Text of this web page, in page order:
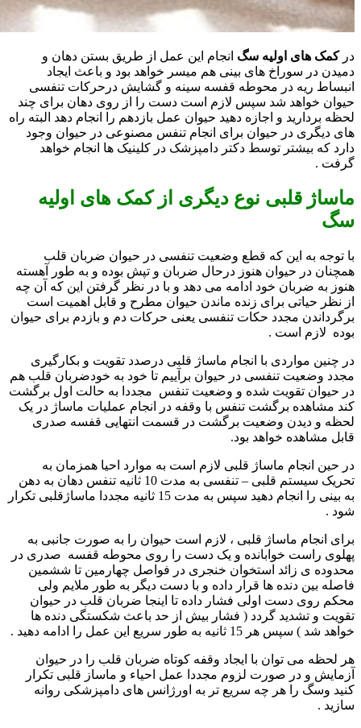
درکمک های اولیه سگ انجام این عمل از طریق بستن دهان و
دمیدن در سوراخ های بینی هم میسر خواهد بود و باعث ایجاد
انبساط ریه در محوطه قفسه سینه و گشایش درحرکات تنفسی
حیوان خواهد شد سپس لازم است دست را از روی دهان برای چند
لحظه بردارید و اجازه دهید حیوان عمل بازدهم را انجام دهد البته راه
های دیگری در حیوان برای انجام تنفس مصنوعی در حیوان وجود
دارد که بیشتر توسط دکتر دامپزشک در کلینیک ها انجام خواهد
گرفت .
ماساژ قلبی نوع دیگری از کمک های اولیه
سگ
با توجه به این که قطع وضعیت تنفسی در حیوان ضربان قلب
همچنان در حیوان هنوز درحال ضربان و تپش بوده و به طور آهسته
هنوز به ضربان خود ادامه می دهد و با در نظر گرفتن این که آن چه
از نظر حیاتی برای زنده ماندن حیوان مطرح و قابل اهمیت است
برگرداندن مجدد حکات تنفسی یعنی حرکات دم و بازدم برای حیوان
بوده لازم است .
در چنین مواردی با انجام ماساژ قلبی درصدد تقویت و بکارگیری
مجدد وضعیت تنفسی در حیوان برآییم تا خود به خودضربان قلب هم
در حیوان تقویت شده و وضعیت تنفس مجددا به حالت اول برگشت
کند مشاهده برگشت تنفس با وقفه در انجام عملیات ماساژ در یک
لحظه و دیدن وضعیت برگشت در قسمت انتهایی قفسه صدری
قابل مشاهده خواهد بود.
در حین انجام ماساژ قلبی لازم است به موارد احیا همزمان به
تحریک سیستم قلبی – تنفسی به مدت 10 ثانیه تنفس دهان به دهن
به بینی را انجام دهید سپس به مدت 15 ثانیه مجددا ماساژقلبی تکرار
شود .
برای انجام ماساژ قلبی ، لازم است حیوان را به صورت جانبی به
پهلوی راست خوابانده و یک دست را روی محوطه قفسه صدری در
محدوده ی زائد استخوان خنجری در فواصل چهارمین تا ششمین
فاصله بین دنده ها قرار داده و با دست دیگر به طور ملایم ولی
محکم روی دست اولی فشار داده تا اینجا ضربان قلب در حیوان
تقویت و تشدید گردد ( فشار بیش از حد باعث شکستگی دنده ها
خواهد شد ) سپس هر 15 ثانیه به طور سریع این عمل را ادامه دهید .
هر لحظه می توان با ایجاد وقفه کوتاه ضربان قلب را در حیوان
آزمایش و در صورت لزوم مجددا عمل احیاء و ماساز قلبی تکرار
کنید وسگ را هر چه سریع تر به اورژانس های دامپزشکی روانه
سازید .